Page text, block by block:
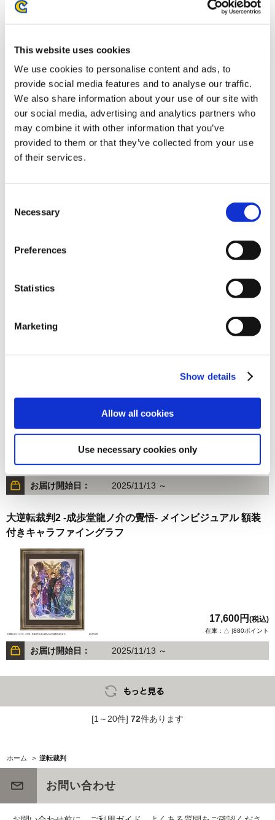
This website uses cookies
We use cookies to personalise content and ads, to
provide social media features and to analyse our traffic.
We also share information about your use of our site with
our social media, advertising and analytics partners who
may combine it with other information that you’ve
provided to them or that they’ve collected from your use
of their services.
Selection
Necessary
Preferences
Statistics
Marketing
Show details
Allow all cookies
Use necessary cookies only
大逆転裁判1&2 -成歩堂龍ノ介の冒險と覺悟- メインビジュ
お届け開始日：
大逆転裁判1&2 -成歩堂龍ノ介の冒險と覺悟- メインビジュ
17,600円 (税込)
お届け開始日：
大逆転裁判2 -成歩堂龍ノ介の覺悟- メインビジュアル キャ
在庫：△ |192ポイント
お届け開始日： 2025/11/13 ～
大逆転裁判2 -成歩堂龍ノ介の覺悟- メインビジュアル 額装
付きキャラファイングラフ
17,600円 (税込)
在庫：△ |880ポイント
お届け開始日： 2025/11/13 ～
[1～20件] 72件あります
ホーム > 逆転裁判
お問い合わせ